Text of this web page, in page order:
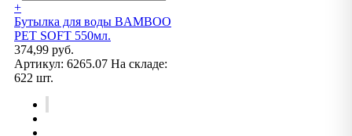
+
Бутылка для воды BAMBOO
PET SOFT 550мл.
374,99 руб.
Артикул: 6265.07 На складе:
622 шт.